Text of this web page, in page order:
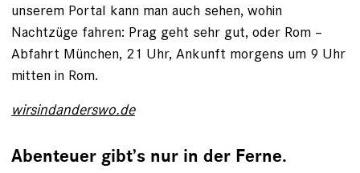
unserem Portal kann man auch sehen, wohin
Nachtzüge fahren: Prag geht sehr gut, oder Rom –
Abfahrt ­München, 21 Uhr, Ankunft morgens um 9 Uhr
mitten in Rom.
wirsindanderswo.de
Abenteuer gibt’s nur in der Ferne.